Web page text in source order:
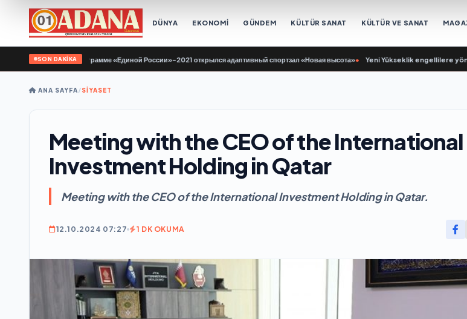
DÜNYA EKONOMİ GÜNDEM KÜLTÜR SANAT KÜLTÜR VE SANAT
SON DAKİKA
по Народной программе «Единой России»-2021 открылся адаптивный спортзал «Новая высота»• Yeni Yükseklik engellilere yönelik
ANA SAYFA/SİYASET
Meeting with the CEO of the International
Investment Holding in Qatar
Meeting with the CEO of the International Investment Holding in Qatar.
12.10.2024 07:27 1 DK OKUMA